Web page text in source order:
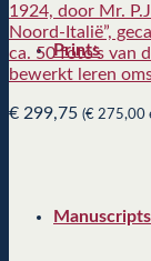
Prints
Manuscripts
1924, door Mr.
Noord-Italië”,
ca. 50 foto’s van
bewerkt leren
€ 299,75 (€ 275,00